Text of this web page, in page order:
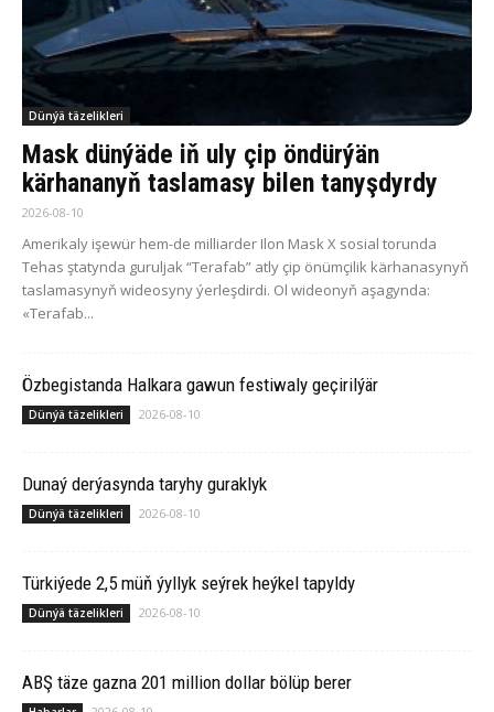
Dünýä täzelikleri
Mask dünýäde iň uly çip öndürýän
kärhananyň taslamasy bilen tanyşdyrdy
2026-08-10
Amerikaly işewür hem-de milliarder Ilon Mask X sosial torunda
Tehas ştatynda guruljak “Terafab” atly çip önümçilik kärhanasynyň
taslamasynyň wideosyny ýerleşdirdi. Ol wideonyň aşagynda:
«Terafab...
Özbegistanda Halkara gawun festiwaly geçirilýär
Dünýä täzelikleri 2026-08-10
Dunaý derýasynda taryhy guraklyk
Dünýä täzelikleri 2026-08-10
Türkiýede 2,5 müň ýyllyk seýrek heýkel tapyldy
Dünýä täzelikleri 2026-08-10
ABŞ täze gazna 201 million dollar bölüp berer